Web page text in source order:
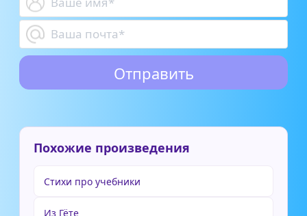
Похожие произведения
Стихи про учебники
Из Гёте